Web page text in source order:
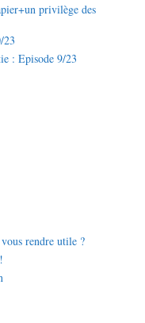
privilège des
23
: Episode 9/23
rendre utile ?